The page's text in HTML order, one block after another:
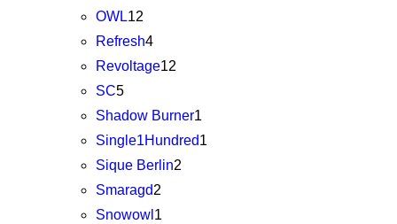
OWL12
Refresh4
Revoltage12
SC5
Shadow Burner1
Single1Hundred1
Sique Berlin2
Smaragd2
Snowowl 1